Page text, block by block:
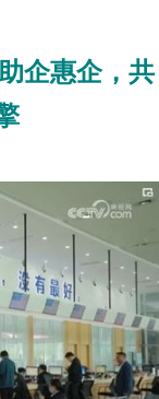
企惠企，共